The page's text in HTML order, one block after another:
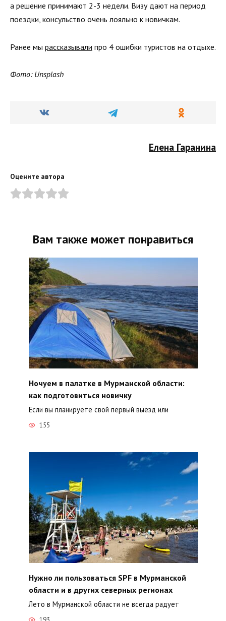
а решение принимают 2-3 недели. Визу дают на период
поездки, консульство очень лояльно к новичкам.
Ранее мы рассказывали про 4 ошибки туристов на отдыхе.
Фото: Unsplash
Елена Гаранина
Оцените автора
Вам также может понравиться
Ночуем в палатке в Мурманской области:
как подготовиться новичку
Если вы планируете свой первый выезд или
155
Нужно ли пользоваться SPF в Мурманской
области и в других северных регионах
Лето в Мурманской области не всегда радует